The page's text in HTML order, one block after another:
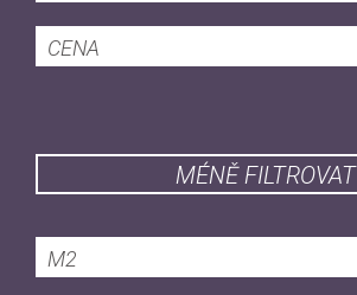
CENA
MÉNĚ FILTROVAT
M2